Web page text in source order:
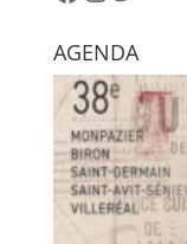
AGENDA